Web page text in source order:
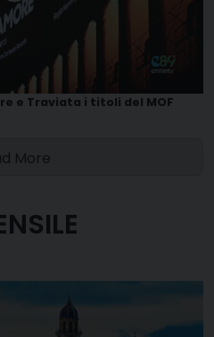
e Traviata i titoli del MOF
More